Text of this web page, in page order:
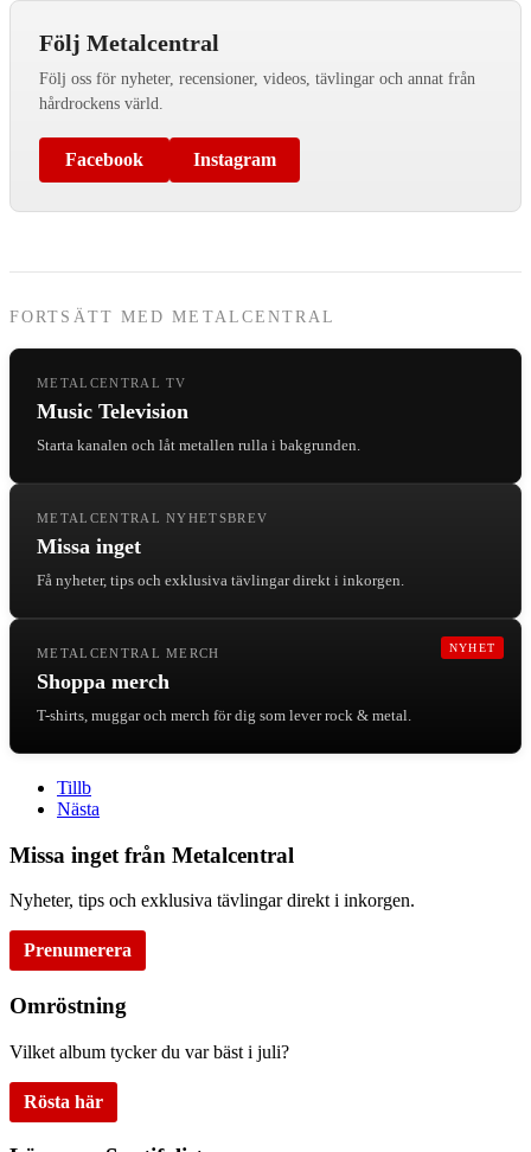
Följ Metalcentral
Följ oss för nyheter, recensioner, videos, tävlingar och annat från
hårdrockens värld.
Facebook Instagram
FORTSÄTT MED METALCENTRAL
METALCENTRAL TV
Music Television
Starta kanalen och låt metallen rulla i bakgrunden.
METALCENTRAL NYHETSBREV
Missa inget
Få nyheter, tips och exklusiva tävlingar direkt i inkorgen.
NYHET
METALCENTRAL MERCH
Shoppa merch
T-shirts, muggar och merch för dig som lever rock & metal.
Tillb
Nästa
Missa inget från Metalcentral
Nyheter, tips och exklusiva tävlingar direkt i inkorgen.
Prenumerera
Omröstning
Vilket album tycker du var bäst i juli?
Rösta här